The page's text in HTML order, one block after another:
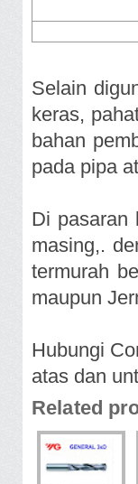
Selain
keras,
bahan
pada pipa
Di pasaran
masing,.
termurah
maupun
Hubungi
atas dan
Related